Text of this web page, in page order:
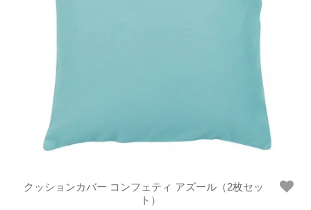
クッションカバー コンフェティ アズール（2枚セッ
ト）